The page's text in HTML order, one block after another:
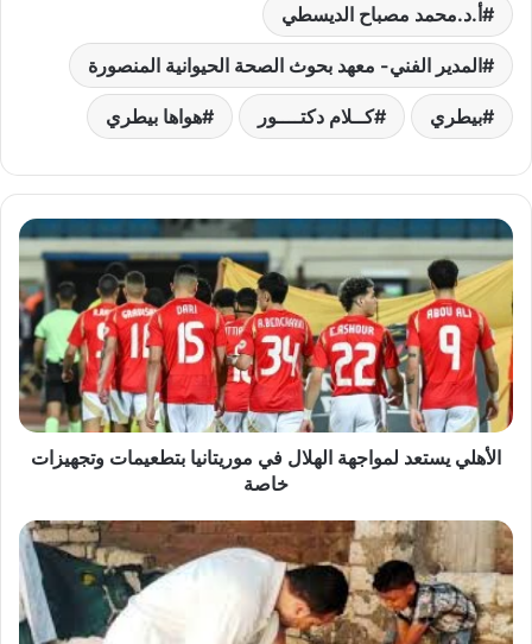
أ.د.محمد مصباح الديسطي
المدير الفني- معهد بحوث الصحة الحيوانية المنصورة
بيطري كــلام دكتــــور هواها بيطري
الأهلي
يستعد
لمواجهة
الهلال
في
موريتانيا
بتطعيمات
وتجهيزات
خاصة
الأهلي يستعد لمواجهة الهلال في موريتانيا بتطعيمات وتجهيزات
خاصة
المنيا
تبدأ
حملتها
التحصينية
الأولى